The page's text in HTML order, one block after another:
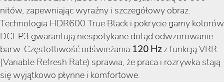
nitów, zapewniając wyraźny i szczegółowy obraz.
Technologia HDR600 True Black i pokrycie gamy kolorów
DCI-P3 gwarantują niespotykane dotąd odwzorowanie
barw. Częstotliwość odświeżania 120 Hzz funkcją VRR
(Variable Refresh Rate) sprawia, że praca i rozrywka stają
się wyjątkowo płynne i komfortowe.